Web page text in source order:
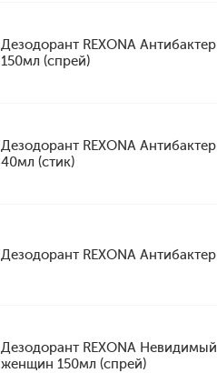
Дезодорант REXONA
150мл (спрей)
Дезодорант REXONA
40мл (стик)
Дезодорант REXONA
Дезодорант REXONA
женщин 150мл (спрей)